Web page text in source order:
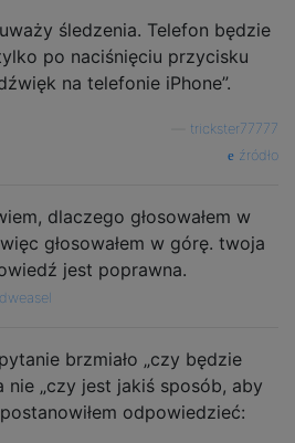
śledzenia. Telefon będzie
po naciśnięciu przycisku
na telefonie iPhone”.
trickster77777
źródło
dlaczego głosowałem w
więc głosowałem w górę. twoja
jest poprawna.
brzmiało „czy będzie
nie „czy jest jakiś sposób, aby
odpowiedzieć: